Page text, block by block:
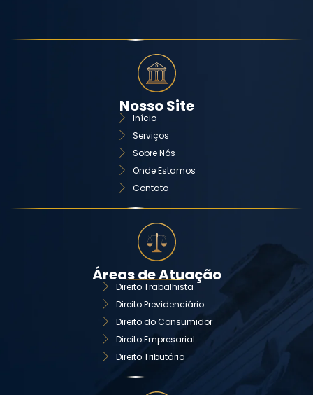
Nosso Site
Início
Serviços
Sobre Nós
Onde Estamos
Contato
Áreas de Atuação
Direito Trabalhista
Direito Previdenciário
Direito do Consumidor
Direito Empresarial
Direito Tributário